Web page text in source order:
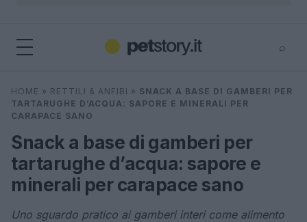
⌕
Cerca ⌕ ×
HOME » RETTILI & ANFIBI » SNACK A BASE DI GAMBERI PER
TARTARUGHE D’ACQUA: SAPORE E MINERALI PER
CARAPACE SANO
Snack a base di gamberi per
tartarughe d’acqua: sapore e
minerali per carapace sano
Uno sguardo pratico ai gamberi interi come alimento